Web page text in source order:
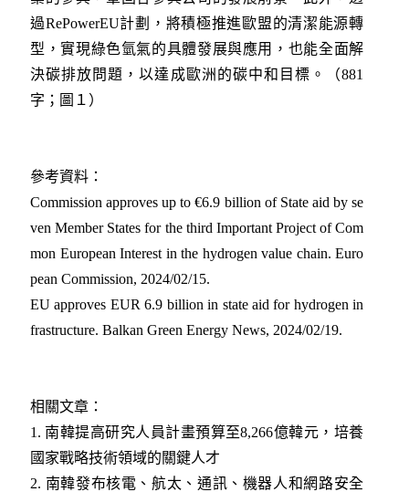
過RePowerEU計劃，將積極推進歐盟的清潔能源轉
型，實現綠色氫氣的具體發展與應用，也能全面解
決碳排放問題，以達成歐洲的碳中和目標。（881
字；圖１）
參考資料：
Commission approves up to €6.9 billion of State aid by se
ven Member States for the third Important Project of Com
mon European Interest in the hydrogen value chain. Euro
pean Commission, 2024/02/15.
EU approves EUR 6.9 billion in state aid for hydrogen in
frastructure. Balkan Green Energy News, 2024/02/19.
相關文章：
1. 南韓提高研究人員計畫預算至8,266億韓元，培養
國家戰略技術領域的關鍵人才
2. 南韓發布核電、航太、通訊、機器人和網路安全